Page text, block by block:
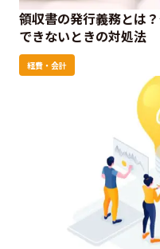
領収書の発行義務とは
できないときの対処法
経費・会計